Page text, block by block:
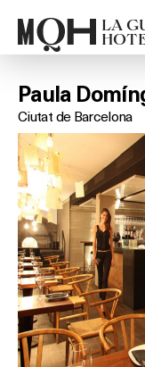
LA
Paula
Ciutat de Barcelona